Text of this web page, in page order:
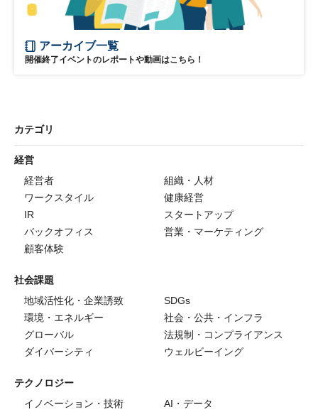
アーカイブ一覧
開催終了イベントのレポートや動画はこちら！
カテゴリ
経営
経営者
組織・人材
ワークスタイル
健康経営
IR
スタートアップ
バックオフィス
営業・マーケティング
顧客体験
社会課題
地域活性化・企業誘致
SDGs
環境・エネルギー
社会・公共・インフラ
グローバル
法規制・コンプライアンス
ダイバーシティ
ウェルビーイング
テクノロジー
イノベーション・技術
AI・データ